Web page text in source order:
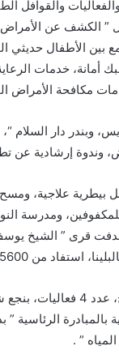
والقوافل
” الكشف عن
بين الأطفال حديثي
أمانة، خدمات
الأمراض المتوطنة”،
” ونينة، وبرديس،
إرشادية عن تطهير
بـ 35 فعالية منها” قوافل
ومدرسة
قرى ” الشيخ
من 5600 مستفيد .
ونظمت شركة مياه الشرب
الرئاسية
” .